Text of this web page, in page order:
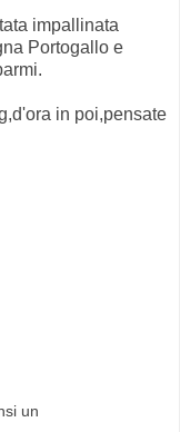
impallinata
Portogallo e
in poi,pensate
un